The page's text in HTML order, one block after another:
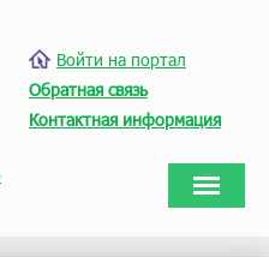
Войти на портал
Обратная связь
Контактная информация